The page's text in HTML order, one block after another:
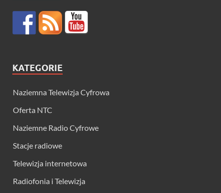
KATEGORIE
Naziemna Telewizja Cyfrowa
Oferta NTC
Naziemne Radio Cyfrowe
Stacje radiowe
Telewizja internetowa
Radiofonia i Telewizja